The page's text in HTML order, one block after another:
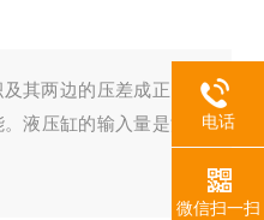
其两边的压差成正比的
液压缸的输入量是流体电话
微信扫一扫